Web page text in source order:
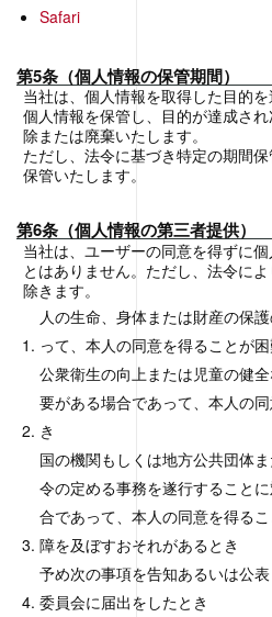
Safari
第5条（個人情報の保管期間）
当社は、個人情報を取得した目的
個人情報を保管し、目的が達成さ
除または廃棄いたします。
ただし、法令に基づき特定の期間
保管いたします。
第6条（個人情報の第三者提供）
当社は、ユーザーの同意を得ずに
とはありません。ただし、法令に
除きます。
人の生命、身体または財産の保
って、本人の同意を得ることが
公衆衛生の向上または児童の健
要がある場合であって、本人の
き
国の機関もしくは地方公共団体
令の定める事務を遂行すること
合であって、本人の同意を得る
障を及ぼすおそれがあるとき
予め次の事項を告知あるいは公
委員会に届出をしたとき